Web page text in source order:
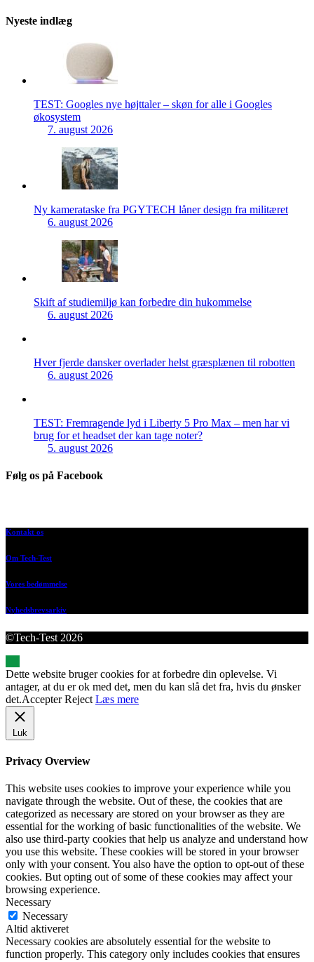
Nyeste indlæg
TEST: Googles nye højttaler – skøn for alle i Googles
økosystem
7. august 2026
Ny kamerataske fra PGYTECH låner design fra militæret
6. august 2026
Skift af studiemiljø kan forbedre din hukommelse
6. august 2026
Hver fjerde dansker overlader helst græsplænen til robotten
6. august 2026
TEST: Fremragende lyd i Liberty 5 Pro Max – men har vi
brug for et headset der kan tage noter?
5. august 2026
Følg os på Facebook
Kontakt os
Om Tech-Test
Vores bedømmelse
Nyhedsbrevsarkiv
©Tech-Test 2026
Dette website bruger cookies for at forbedre din oplevelse. Vi
antager, at du er ok med det, men du kan slå det fra, hvis du ønsker
det.Accepter Reject Læs mere
Luk
Privacy Overview
This website uses cookies to improve your experience while you
navigate through the website. Out of these, the cookies that are
categorized as necessary are stored on your browser as they are
essential for the working of basic functionalities of the website. We
also use third-party cookies that help us analyze and understand how
you use this website. These cookies will be stored in your browser
only with your consent. You also have the option to opt-out of these
cookies. But opting out of some of these cookies may affect your
browsing experience.
Necessary
Necessary
Altid aktiveret
Necessary cookies are absolutely essential for the website to
function properly. This category only includes cookies that ensures